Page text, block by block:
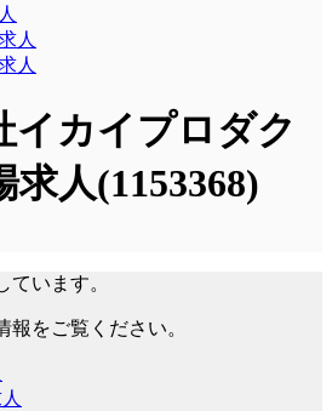
人
人
イカイプロダク
求人(1153368)
ています。
をご覧ください。